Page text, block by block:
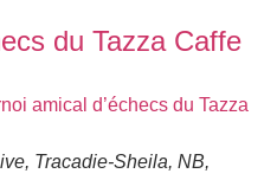
du Tazza Caffe
amical d’échecs du Tazza
Tracadie-Sheila, NB,